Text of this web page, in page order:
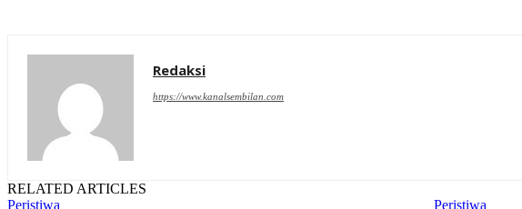
Redaksi
https://www.kanalsembilan.com
RELATED ARTICLES
Peristiwa
Peristiwa